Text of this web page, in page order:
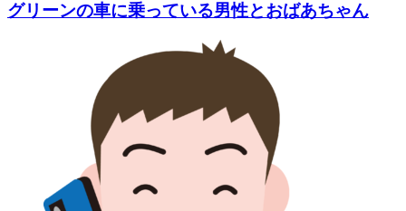
グリーンの車に乗っている男性とおばあちゃん